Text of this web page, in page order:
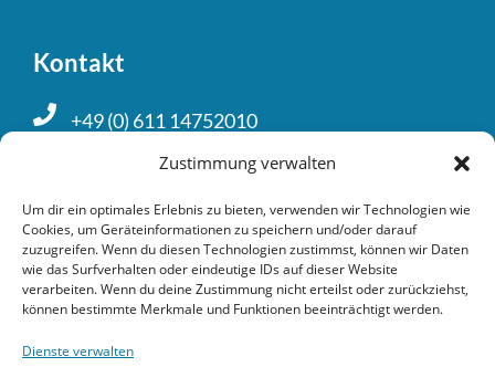
Zustimmung verwalten
Um dir ein optimales Erlebnis zu bieten, verwenden wir Technologien wie
Cookies, um Geräteinformationen zu speichern und/oder darauf
zuzugreifen. Wenn du diesen Technologien zustimmst, können wir Daten
wie das Surfverhalten oder eindeutige IDs auf dieser Website
verarbeiten. Wenn du deine Zustimmung nicht erteilst oder zurückziehst,
können bestimmte Merkmale und Funktionen beeinträchtigt werden.
Dienste verwalten
Kontakt
+49 (0) 611 14752010
kontakt@burchard-consult.com
Recht­liches
Impressum
Daten­schutz­erklärung